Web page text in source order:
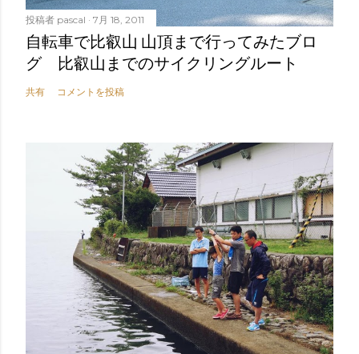
投稿者 pascal 7月 18, 2011
自転車で比叡山 山頂まで行ってみたブロ
グ 比叡山までのサイクリングルート
共有 コメントを投稿